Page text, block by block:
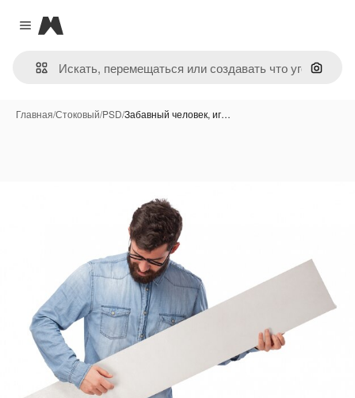
Close menu
Magnific
Поиск
Главная/Стоковый/PSD/Забавный человек, иг…